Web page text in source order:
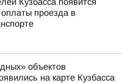
проезда в
объектов
на карте Кузбасса